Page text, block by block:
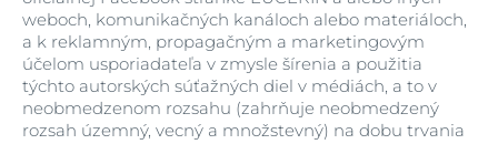
weboch, komunikačných kanáloch alebo materiáloch,
a k reklamným, propagačným a marketingovým
účelom usporiadateľa v zmysle šírenia a použitia
týchto autorských súťažných diel v médiách, a to v
neobmedzenom rozsahu (zahrňuje neobmedzený
rozsah územný, vecný a množstevný) na dobu trvania